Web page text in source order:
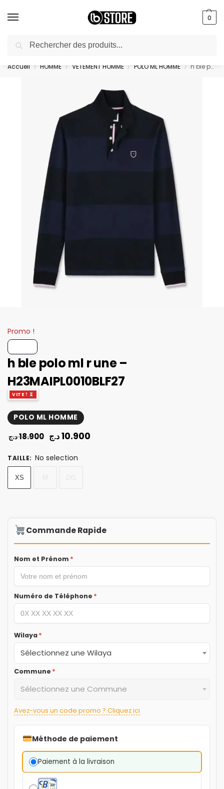
0
livraison gratuite au bureau dès 10000 DA avec paiement en ligne
Accueil / HOMME / VETEMENT HOMME / POLO ML HOMME / h ble polo ml r une – H23MAIPL0010BLF27
Promo !
h ble polo ml r une –
H23MAIPL0010BLF27
VITE !
POLO ML HOMME
18.900د.ج 10.900د.ج
TAILLE: No selection
XS
Commande Rapide
Nom et Prénom *
Numéro de Téléphone *
Wilaya*
Sélectionnez une Wilaya
Commune *
Sélectionnez une Commune
Avez-vous un code promo ? Cliquez ici
Méthode de paiement
Paiement à la livraison